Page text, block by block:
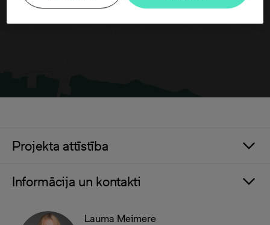
Projekta attīstība
Informācija un kontakti
Lauma Meimere